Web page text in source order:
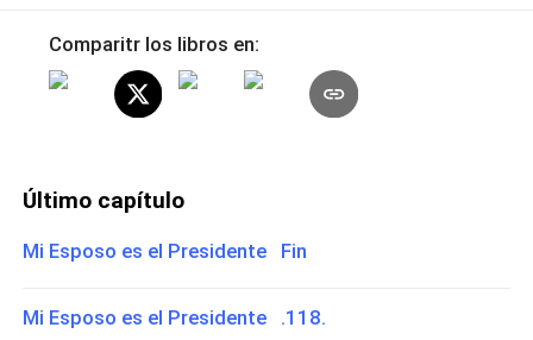
Comparitr los libros en:
Último capítulo
Mi Esposo es el Presidente Fin
Mi Esposo es el Presidente .118.